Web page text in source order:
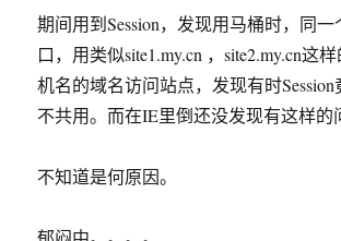
期间用到Session，发现用马桶时，同
口，用类似site1.my.cn ，site2.my.cn这
机名的域名访问站点，发现有时
不共用。而在IE里倒还没发现有这样的
不知道是何原因。